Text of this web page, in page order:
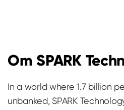
Om SPARK
In a world where 1.7 billion
unbanked, SPARK